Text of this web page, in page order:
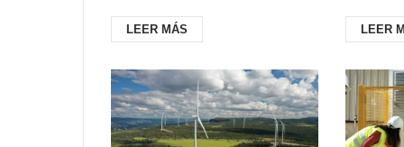
maximizar el uso de la red FTTH
actual, así ...
LEER MÁS
Lowi
LEER